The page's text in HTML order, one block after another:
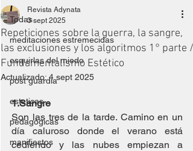
Todas
meditaciones estremecidas
esquirlas del miedo
post guardia
esteticas
pedagógicas
manifiestos
Repeticiones sobre la guerra, la sangre,
las exclusiones y los algoritmos 1° parte /
Fundamentalismo Estético
Revista Adynata
3 sept 2025
Actualizado: 4 sept 2025
1.Sangre
Son las tres de la tarde. Camino en un
día caluroso donde el verano está
cediendo y las nubes empiezan a